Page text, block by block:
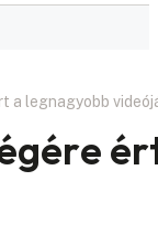
a legnagyobb